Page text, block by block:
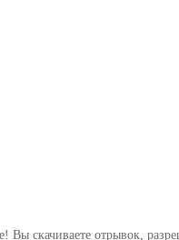
скачиваете отрывок,